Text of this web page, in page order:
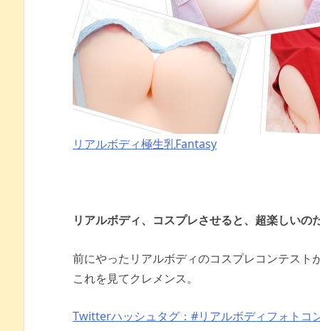
リアルボディ極生乳Fantasy
リアルボディ、コスプレさせると、超楽しいの
前にやったリアルボディのコスプレコンテスト
これを見てクレメンス。
Twitterハッシュタグ：#リアルボディフォトコ